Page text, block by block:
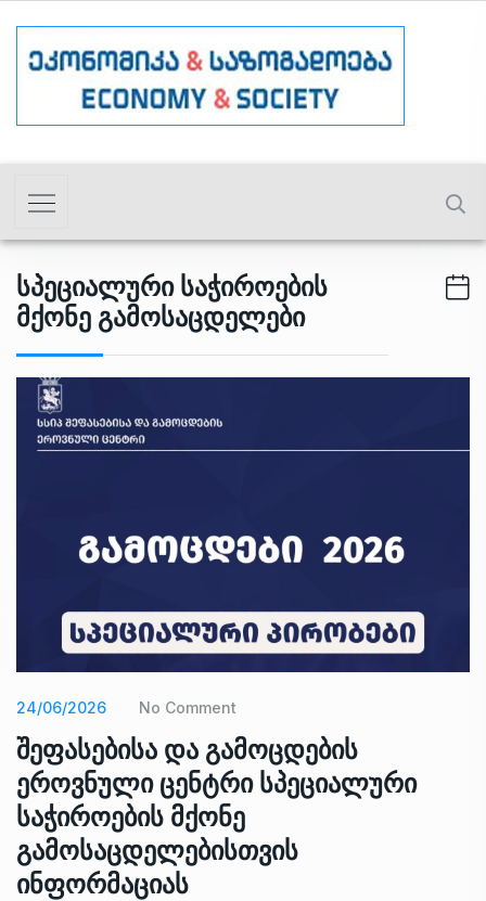
Სპეციალური Საჭიროების
Მქონე Გამოსაცდელები
24/06/2026 No Comment
შეფასებისა და გამოცდების
ეროვნული ცენტრი სპეციალური
საჭიროების მქონე
გამოსაცდელებისთვის
ინფორმაციას